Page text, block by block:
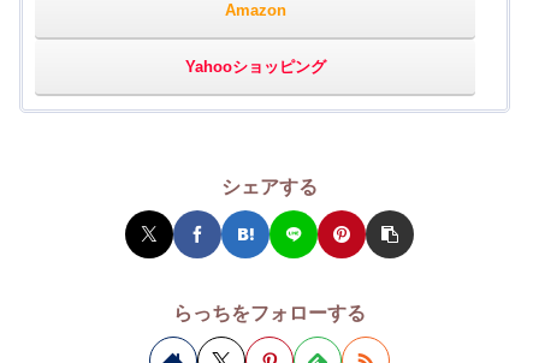
Amazon
Yahooショッピング
シェアする
らっちをフォローする